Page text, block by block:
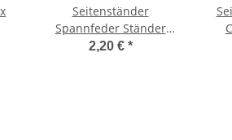
Seitenständer
Spannfeder Ständer
Maxi Ciao Citta Feder
2,20 € *